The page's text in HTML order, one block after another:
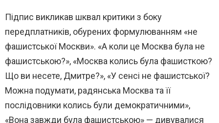
Підпис викликав шквал критики з боку
передплатників, обурених формулюванням «не
фашистської Москви». «А коли це Москва була не
фашистською?», «Москва колись була фашисткою?
Що ви несете, Дмитре?», «У сенсі не фашистської?
Можна подумати, радянська Москва та її
послідовники колись були демократичними»,
«Вона завжди була фашистською» — дивувалися